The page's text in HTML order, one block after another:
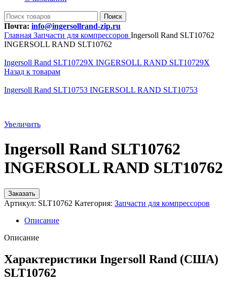
Поиск
Почта: info@ingersollrand-zip.ru
Главная Запчасти для компрессоров Ingersoll Rand SLT10762
INGERSOLL RAND SLT10762
Ingersoll Rand SLT10729X INGERSOLL RAND SLT10729X
Назад к товарам
Ingersoll Rand SLT10753 INGERSOLL RAND SLT10753
Увеличить
Ingersoll Rand SLT10762
INGERSOLL RAND SLT10762
Заказать
Артикул: SLT10762 Категория: Запчасти для компрессоров
Описание
Описание
Характеристики Ingersoll Rand (США)
SLT10762